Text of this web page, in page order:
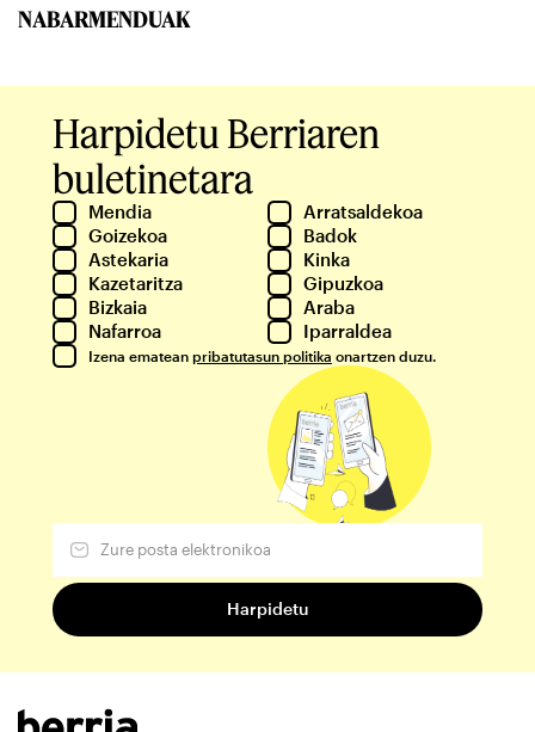
NABARMENDUAK
Harpidetu Berriaren
buletinetara
Mendia
Arratsaldekoa
Goizekoa
Badok
Astekaria
Kinka
Kazetaritza
Gipuzkoa
Bizkaia
Araba
Nafarroa
Iparraldea
Izena ematean pribatutasun politika onartzen duzu.